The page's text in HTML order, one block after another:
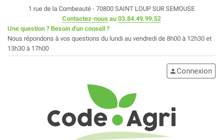
1 rue de la Combeauté - 70800 SAINT LOUP SUR SEMOUSE
Contactez-nous au 03.84.49.99.52
Une question ? Besoin d'un conseil ?
Nous répondons à vos questions du lundi au vendredi de 8h00 à 12h30 et
13h30 à 17h00
person Connexion